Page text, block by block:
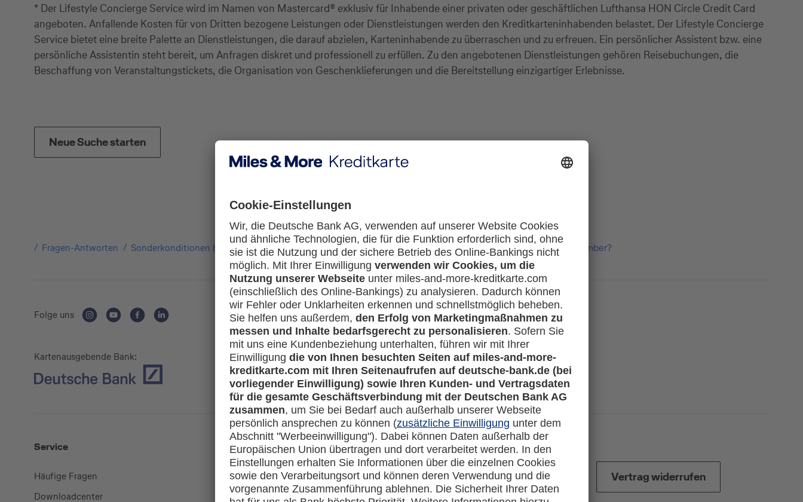
* Der Lifestyle Concierge Service wird im Namen von Mastercard® exklusiv für Inhabende einer privaten oder geschäftlichen Lufthansa HON Circle Credit Card
angeboten. Anfallende Kosten für von Dritten bezogene Leistungen oder Dienstleistungen werden den Kreditkarteninhabenden belastet. Der Lifestyle Concierge
Service bietet eine breite Palette an Dienstleistungen, die darauf abzielen, Karteninhabende zu überraschen und zu erfreuen. Ein persönlicher Assistent bzw. eine
persönliche Assistentin steht bereit, um Anfragen diskret und professionell zu erfüllen. Zu den angebotenen Dienstleistungen gehören Reisebuchungen, die
Beschaffung von Veranstaltungstickets, die Organisation von Geschenklieferungen und die Bereitstellung einzigartiger Erlebnisse.
Neue Suche starten
Fragen-Antworten Sonderkonditionen bei Partnern Was bietet mir der exklusive Lifestyle Concierge Service für HON Circle Member?
Folge uns
Kartenausgebende Bank:
Service
Häufige Fragen
Downloadcenter
Mehr
Kreditkarten-Banking
miles-and-more.com
Rechtliches
Impressum
Datenschutz
Vertrag widerrufen